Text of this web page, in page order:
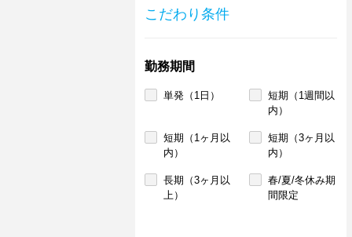
こだわり条件
勤務期間
単発（1日）
短期（1週間以
内）
短期（1ヶ月以
内）
短期（3ヶ月以
内）
長期（3ヶ月以
上）
春/夏/冬休み期
間限定